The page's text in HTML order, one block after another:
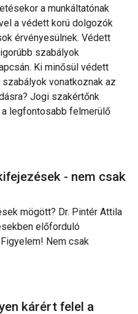
a munkáltatónak
a védett korú dolgozók
érvényesülnek. Védett
szabályok
Ki minősül védett
vonatkoznak az
Jogi szakértőnk
legfontosabb felmerülő
- nem csak
mögött? Dr. Pintér Attila
előforduló
Nem csak
kárért felel a